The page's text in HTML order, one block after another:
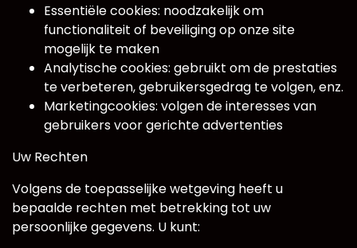
Essentiële cookies: noodzakelijk om
functionaliteit of beveiliging op onze site
mogelijk te maken
Analytische cookies: gebruikt om de prestaties
te verbeteren, gebruikersgedrag te volgen, enz.
Marketingcookies: volgen de interesses van
gebruikers voor gerichte advertenties
Uw Rechten
Volgens de toepasselijke wetgeving heeft u
bepaalde rechten met betrekking tot uw
persoonlijke gegevens. U kunt: